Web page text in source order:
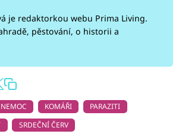
je redaktorkou webu Prima Living.
pěstování, o historii a
NEMOC KOMÁŘI
PARAZITI
SRDEČNÍ ČERV